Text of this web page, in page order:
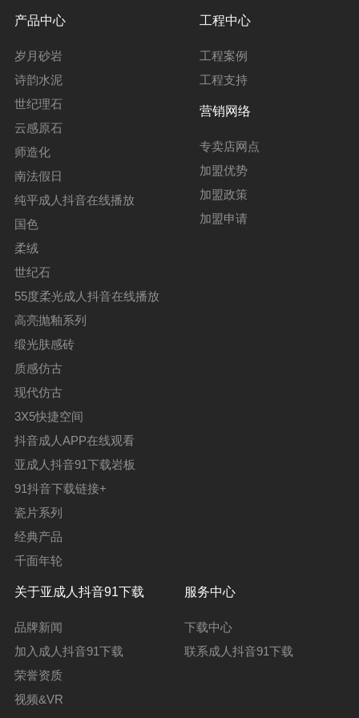
产品中心
岁月砂岩
诗韵水泥
世纪理石
云感原石
师造化
南法假日
纯平成人抖音在线播放
国色
柔绒
世纪石
55度柔光成人抖音在线播放
高亮抛釉系列
缎光肤感砖
质感仿古
现代仿古
3X5快捷空间
抖音成人APP在线观看
亚成人抖音91下载岩板
91抖音下载链接+
瓷片系列
经典产品
千面年轮
工程中心
工程案例
工程支持
营销网络
专卖店网点
加盟优势
加盟政策
加盟申请
关于亚成人抖音91下载
品牌新闻
加入成人抖音91下载
荣誉资质
视频&VR
服务中心
下载中心
联系成人抖音91下载